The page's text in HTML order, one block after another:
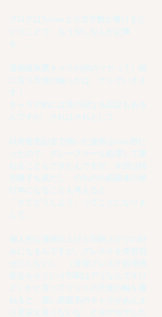
ブログはTwitterより文字数が書けると
いうことで、もう少しなんか記事
を…。
漫画版灰鷹キャラの頭のツヤ（？）俗
に言う天使の輪っかは、ナシでいきま
す！
キャラデ的には茨の冠なる設定もある
んですが、それはそれとして。
以前発売記念で描いた漫画はweb用だ
ったので、グレースケール処理して重
ねることもできたんですが、今回は特
別冊子も紙だし、のちのち紙媒体の単
行本になることも考えると
「さてどうしよう」ってことになりま
して。
個人的な漫画仕上げと印刷上がりの好
みになるんですが、グレスケを突然混
ぜたくないし、（全部グレスケ処理画
面ならそういう印刷はアリなんですけ
ど）かと言ってドットの天使の輪を重
ねると、濃い黒髪系のキャラがあんま
り見栄え良くないな。とモヤモヤした